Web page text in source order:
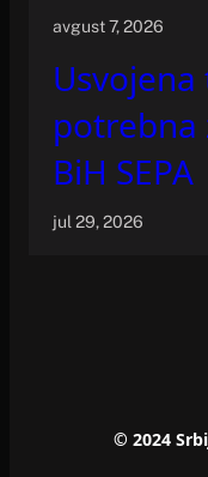
avgust 7, 2026
potrebna
BiH SEPA
jul 29, 2026
© 2024